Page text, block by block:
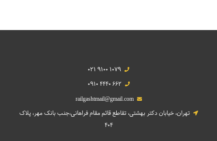
021 9100 1079
0910 4440 662
railgashtmail@gmail.com
تهران، خیابان دکتر بهشتی، تقاطع قائم مقام فراهانی،جنب بانک مهر، پلاک
404